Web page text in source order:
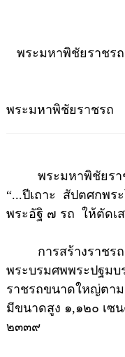
พระมหาพิชัยราชร
พระมหาพิชัยราชรถ
พระมหาพิชัยราชร
“...ปีเถาะ สัปตศกพร
พระอัฐิ ๗ รถ ให้ตัดเส
การสร้างราชรถค
พระบรมศพพระปฐม
ราชรถขนาดใหญ่ตา
มีขนาดสูง ๑,๑๒๐ เซ
๒๓๓๙